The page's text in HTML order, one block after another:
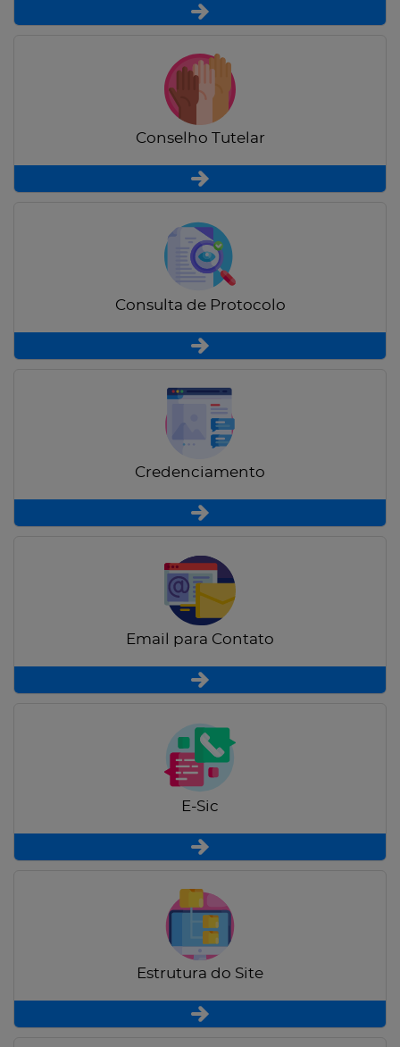
Conselho Tutelar
Consulta de Protocolo
Credenciamento
Email para Contato
E-Sic
Estrutura do Site